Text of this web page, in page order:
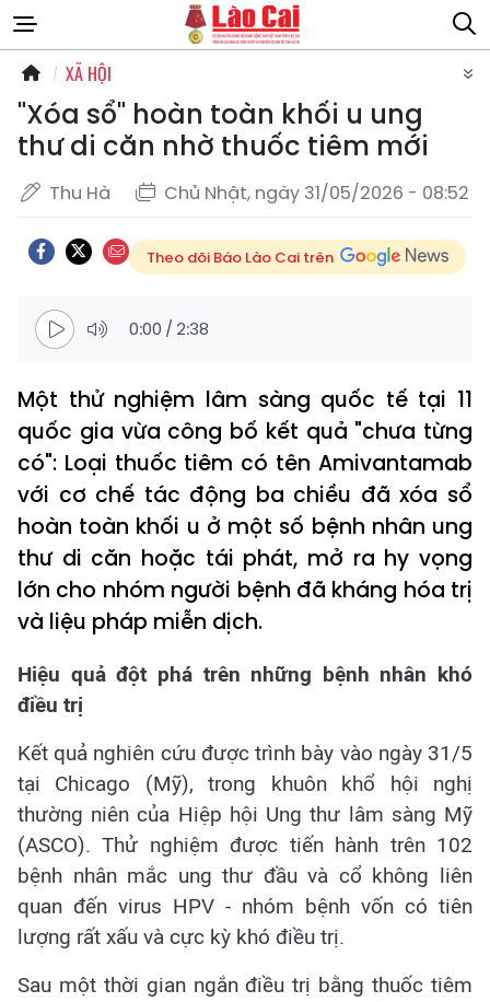
XÃ HỘI
"Xóa sổ" hoàn toàn khối u ung
thư di căn nhờ thuốc tiêm mới
Thu Hà Chủ Nhật, ngày 31/05/2026 - 08:52
Theo dõi Báo Lào Cai trên
0:00 / 2:38
Một thử nghiệm lâm sàng quốc tế tại 11
quốc gia vừa công bố kết quả "chưa từng
có": Loại thuốc tiêm có tên Amivantamab
với cơ chế tác động ba chiều đã xóa sổ
hoàn toàn khối u ở một số bệnh nhân ung
thư di căn hoặc tái phát, mở ra hy vọng
lớn cho nhóm người bệnh đã kháng hóa trị
và liệu pháp miễn dịch.
Hiệu quả đột phá trên những bệnh nhân khó
điều trị
Kết quả nghiên cứu được trình bày vào ngày 31/5
tại Chicago (Mỹ), trong khuôn khổ hội nghị
thường niên của Hiệp hội Ung thư lâm sàng Mỹ
(ASCO). Thử nghiệm được tiến hành trên 102
bệnh nhân mắc ung thư đầu và cổ không liên
quan đến virus HPV - nhóm bệnh vốn có tiên
lượng rất xấu và cực kỳ khó điều trị.
Sau một thời gian ngắn điều trị bằng thuốc tiêm